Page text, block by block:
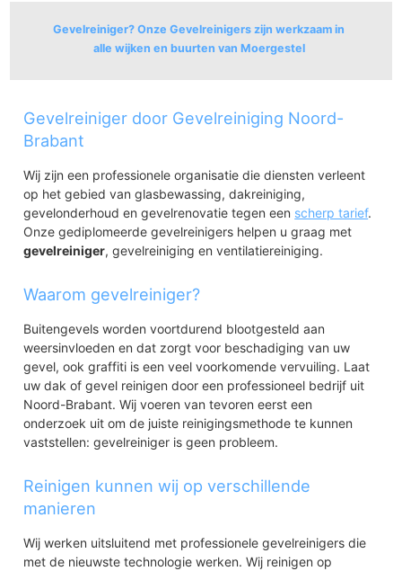
Gevelreiniger? Onze Gevelreinigers zijn werkzaam in
alle wijken en buurten van Moergestel
Centrum Moergestel
Omgeving Broekzijde
Omgeving Vinkenberg / Heuvelstraat
Omg. Vinkenberg/Heuvelstraat
Verspr.h. oosten en zuiden Moerg.
Verspr.h. oosten en zuiden Moerg.
Verspr.h. westen en noorden Moerg.
Gevelreiniger door Gevelreiniging Noord-
Brabant
Wij zijn een professionele organisatie die diensten verleent
op het gebied van glasbewassing, dakreiniging,
gevelonderhoud en gevelrenovatie tegen een scherp tarief.
Onze gediplomeerde gevelreinigers helpen u graag met
gevelreiniger, gevelreiniging en ventilatiereiniging.
Waarom gevelreiniger?
Buitengevels worden voortdurend blootgesteld aan
weersinvloeden en dat zorgt voor beschadiging van uw
gevel, ook graffiti is een veel voorkomende vervuiling. Laat
uw dak of gevel reinigen door een professioneel bedrijf uit
Noord-Brabant. Wij voeren van tevoren eerst een
onderzoek uit om de juiste reinigingsmethode te kunnen
vaststellen: gevelreiniger is geen probleem.
Reinigen kunnen wij op verschillende
manieren
Wij werken uitsluitend met professionele gevelreinigers die
met de nieuwste technologie werken. Wij reinigen op